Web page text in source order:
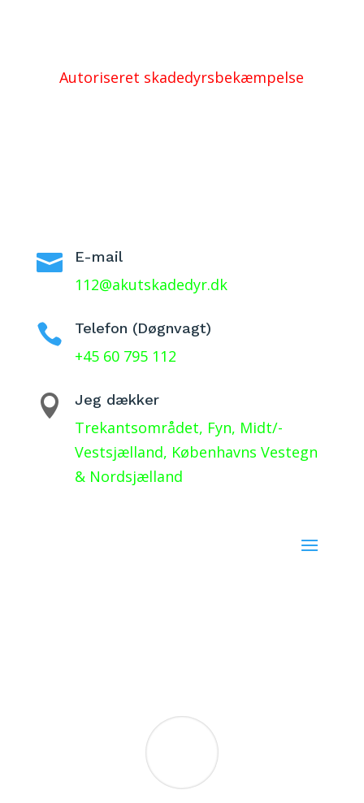
Autoriseret skadedyrsbekæmpelse
 E-mail
112@akutskadedyr.dk
 Telefon (Døgnvagt)
+45 60 795 112
 Jeg dækker
Trekantsområdet, Fyn, Midt/-
Vestsjælland, Københavns Vestegn
& Nordsjælland